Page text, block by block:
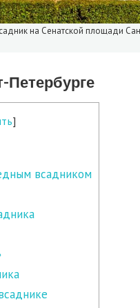
на Сенатской площади
Петербурге
]
всадником